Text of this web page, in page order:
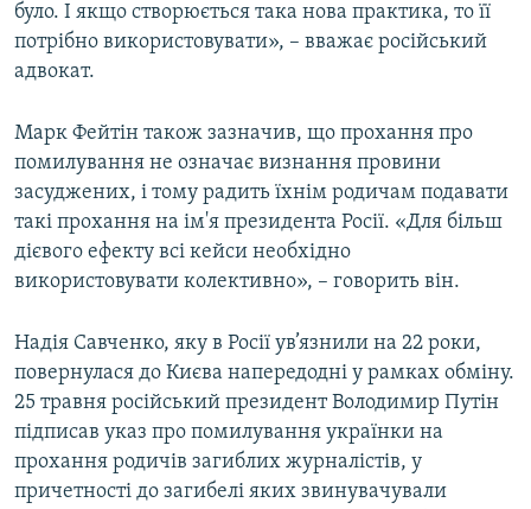
було. І якщо створюється така нова практика, то її
потрібно використовувати», – вважає російський
адвокат.
Марк Фейтін також зазначив, що прохання про
помилування не означає визнання провини
засуджених, і тому радить їхнім родичам подавати
такі прохання на ім'я президента Росії. «Для більш
дієвого ефекту всі кейси необхідно
використовувати колективно», – говорить він.
Надія Савченко, яку в Росії ув’язнили на 22 роки,
повернулася до Києва напередодні у рамках обміну.
25 травня російський президент Володимир Путін
підписав указ про помилування українки на
прохання родичів загиблих журналістів, у
причетності до загибелі яких звинувачували